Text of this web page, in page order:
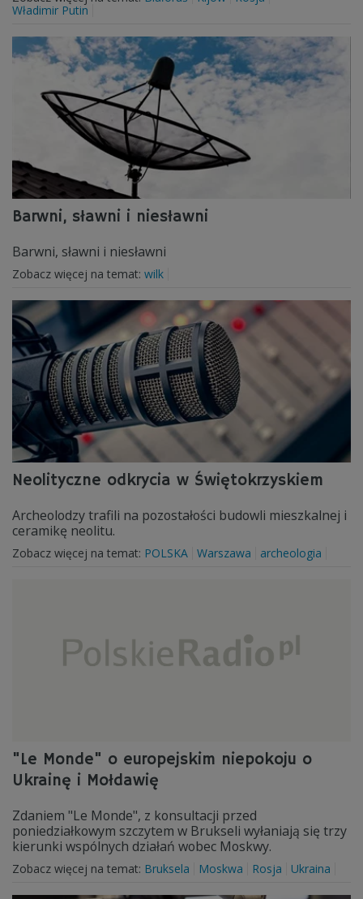
Władimir Putin
Barwni, sławni i niesławni
Barwni, sławni i niesławni
Zobacz więcej na temat: wilk
Neolityczne odkrycia w Świętokrzyskiem
Archeolodzy trafili na pozostałości budowli mieszkalnej i
ceramikę neolitu.
Zobacz więcej na temat: POLSKA Warszawa archeologia
"Le Monde" o europejskim niepokoju o
Ukrainę i Mołdawię
Zdaniem "Le Monde", z konsultacji przed
poniedziałkowym szczytem w Brukseli wyłaniają się trzy
kierunki wspólnych działań wobec Moskwy.
Zobacz więcej na temat: Bruksela Moskwa Rosja Ukraina